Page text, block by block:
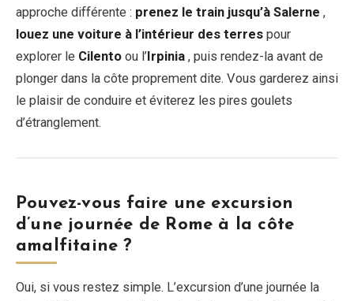
approche différente : prenez le train jusqu’à Salerne ,
louez une voiture à l’intérieur des terres pour
explorer le Cilento ou l’ Irpinia , puis rendez-la avant de
plonger dans la côte proprement dite. Vous garderez ainsi
le plaisir de conduire et éviterez les pires goulets
d’étranglement.
Pouvez-vous faire une excursion
d’une journée de Rome à la côte
amalfitaine ?
Oui, si vous restez simple. L’excursion d’une journée la